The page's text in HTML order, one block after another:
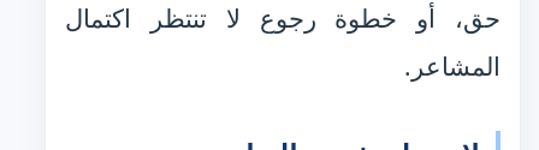
حق، أو خطوة رجوع لا تنتظر اكتمال
المشاعر.